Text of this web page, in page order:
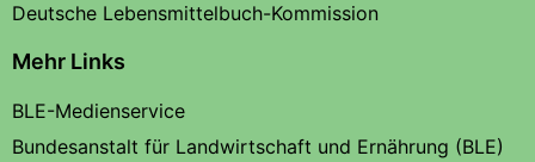
Deutsche Lebensmittelbuch-Kommission
Mehr Links
BLE-Medienservice
Bundesanstalt für Landwirtschaft und Ernährung (BLE)